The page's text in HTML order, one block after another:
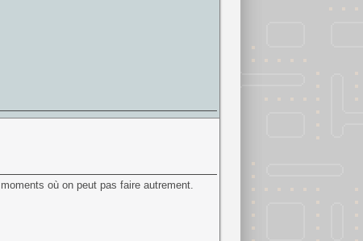
où on peut pas faire autrement.